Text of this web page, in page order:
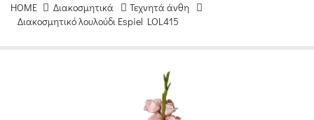
HOME Διακοσμητικά
Τεχνητά άνθη
Διακοσμητικό λουλούδι Espiel LOL415